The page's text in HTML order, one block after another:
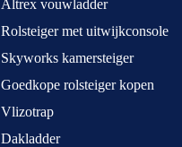
Altrex vouwladder
Rolsteiger met uitwijkconsole
Skyworks kamersteiger
Goedkope rolsteiger kopen
Vlizotrap
Dakladder